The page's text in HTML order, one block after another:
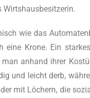
Wirtshausbesitzerin.
wie das
Kro­ne. Ein
anhand ihrer
und leicht derb,
mit Löchern, die